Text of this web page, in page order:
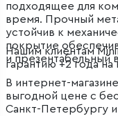
подходящее для
время. Прочный
устойчив к
покрытие
и презентабельный
Нашим клиентам
гарантию +2 года на
В интернет-
выгодной цене с
Санкт-Петербургу